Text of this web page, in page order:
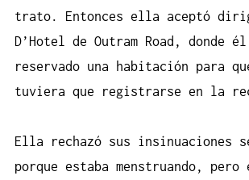
trato. Entonces ella aceptó
D’Hotel de Outram Road, donde
reservado una habitación para
tuviera que registrarse en la
Ella rechazó sus insinuaciones
porque estaba menstruando,